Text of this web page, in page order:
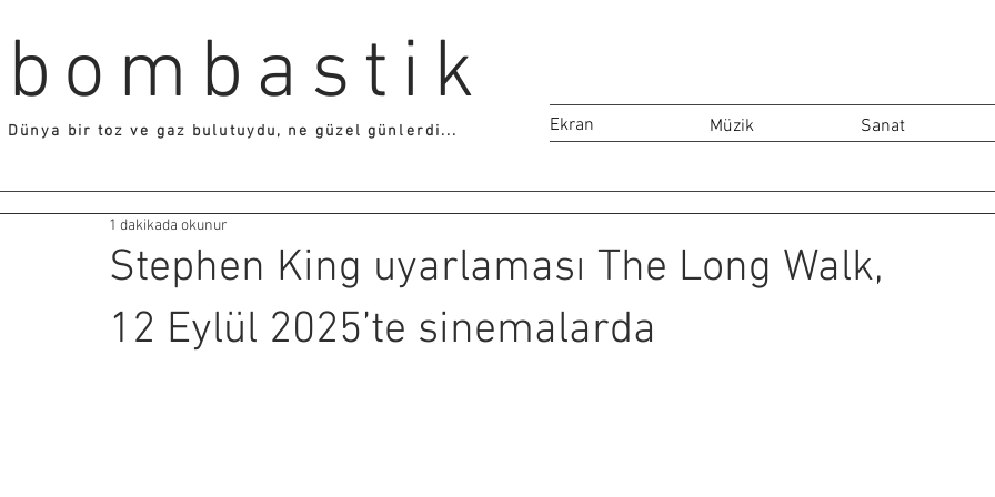
bombastik
Dünya bir toz ve gaz bulutuydu, ne güzel günlerdi... Ekran Müzik Sanat
Stephen King uyarlaması The Long Walk,
12 Eylül 2025’te sinemalarda
1 dakikada okunur